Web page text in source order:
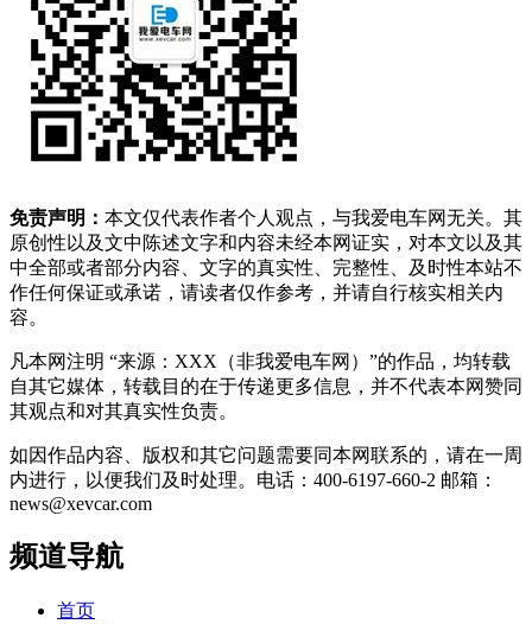
免责声明： 本文仅代表作者个人观点，与我爱电车网无关。其
原创性以及文中陈述文字和内容未经本网证实，对本文以及其
中全部或者部分内容、文字的真实性、完整性、及时性本站不
作任何保证或承诺，请读者仅作参考，并请自行核实相关内
容。
凡本网注明 “来源：XXX（非我爱电车网）”的作品，均转载
自其它媒体，转载目的在于传递更多信息，并不代表本网赞同
其观点和对其真实性负责。
如因作品内容、版权和其它问题需要同本网联系的，请在一周
内进行，以便我们及时处理。电话：400-6197-660-2 邮箱：
news@xevcar.com
频道导航
首页